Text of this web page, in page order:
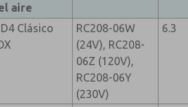
aire
Clásico
RC208-06W
(24V), RC208-
06Z (120V),
RC208-06Y
(230V)
6.3